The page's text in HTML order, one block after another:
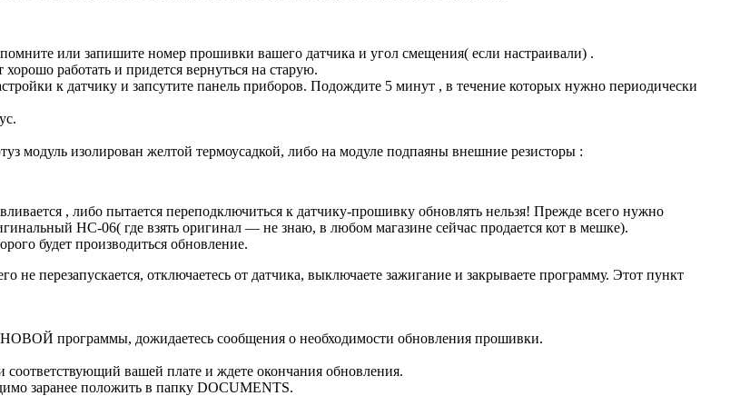
или запишите номер прошивки вашего датчика и угол смещения( если настраивали) .
работать и придется вернуться на старую.
к датчику и запсутите панель приборов. Подождите 5 минут , в течение которых нужно периодически
модуль изолирован желтой термоусадкой, либо на модуле подпаяны внешние резисторы :
, либо пытается переподключиться к датчику-прошивку обновлять нельзя! Прежде всего нужно
HC-06( где взять оригинал — не знаю, в любом магазине сейчас продается кот в мешке).
будет производиться обновление.
не перезапускается, отключаетесь от датчика, выключаете зажигание и закрываете программу. Этот пункт
программы, дожидаетесь сообщения о необходимости обновления прошивки.
вашей плате и ждете окончания обновления.
заранее положить в папку DOCUMENTS.